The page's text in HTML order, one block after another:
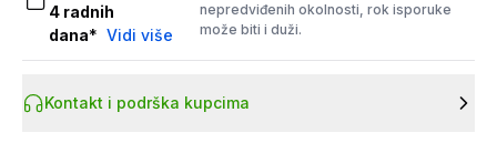
4 radnih
dana* Vidi više
nepredviđenih okolnosti, rok isporuke
može biti i duži.
Kontakt i podrška kupcima